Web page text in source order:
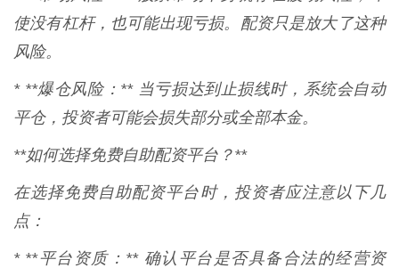
使没有杠杆，也可能出现亏损。配资只是放大了这种
风险。
* **爆仓风险：** 当亏损达到止损线时，系统会自动
平仓，投资者可能会损失部分或全部本金。
**如何选择免费自助配资平台？**
在选择免费自助配资平台时，投资者应注意以下几
点：
* **平台资质：** 确认平台是否具备合法的经营资